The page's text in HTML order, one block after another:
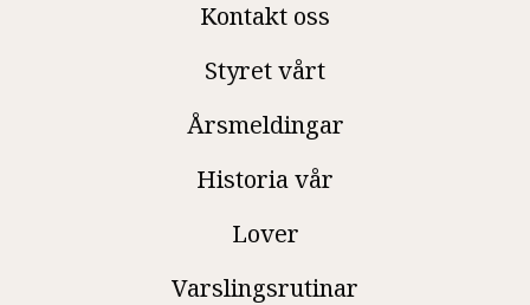
Kontakt oss
Styret vårt
Årsmeldingar
Historia vår
Lover
Varslingsrutinar